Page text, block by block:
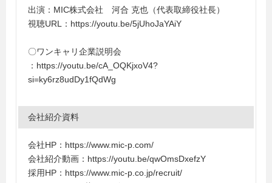
出演：MIC株式会社 河合 克也（代表取締役社長）
視聴URL：https://youtu.be/5jUhoJaYAiY
〇ワンキャリ企業説明会
：https://youtu.be/cA_OQKjxoV4?
si=ky6rz8udDy1fQdWg
会社紹介資料
会社HP：https://www.mic-p.com/
会社紹介動画：https://youtu.be/qwOmsDxefzY
採用HP：https://www.mic-p.co.jp/recruit/